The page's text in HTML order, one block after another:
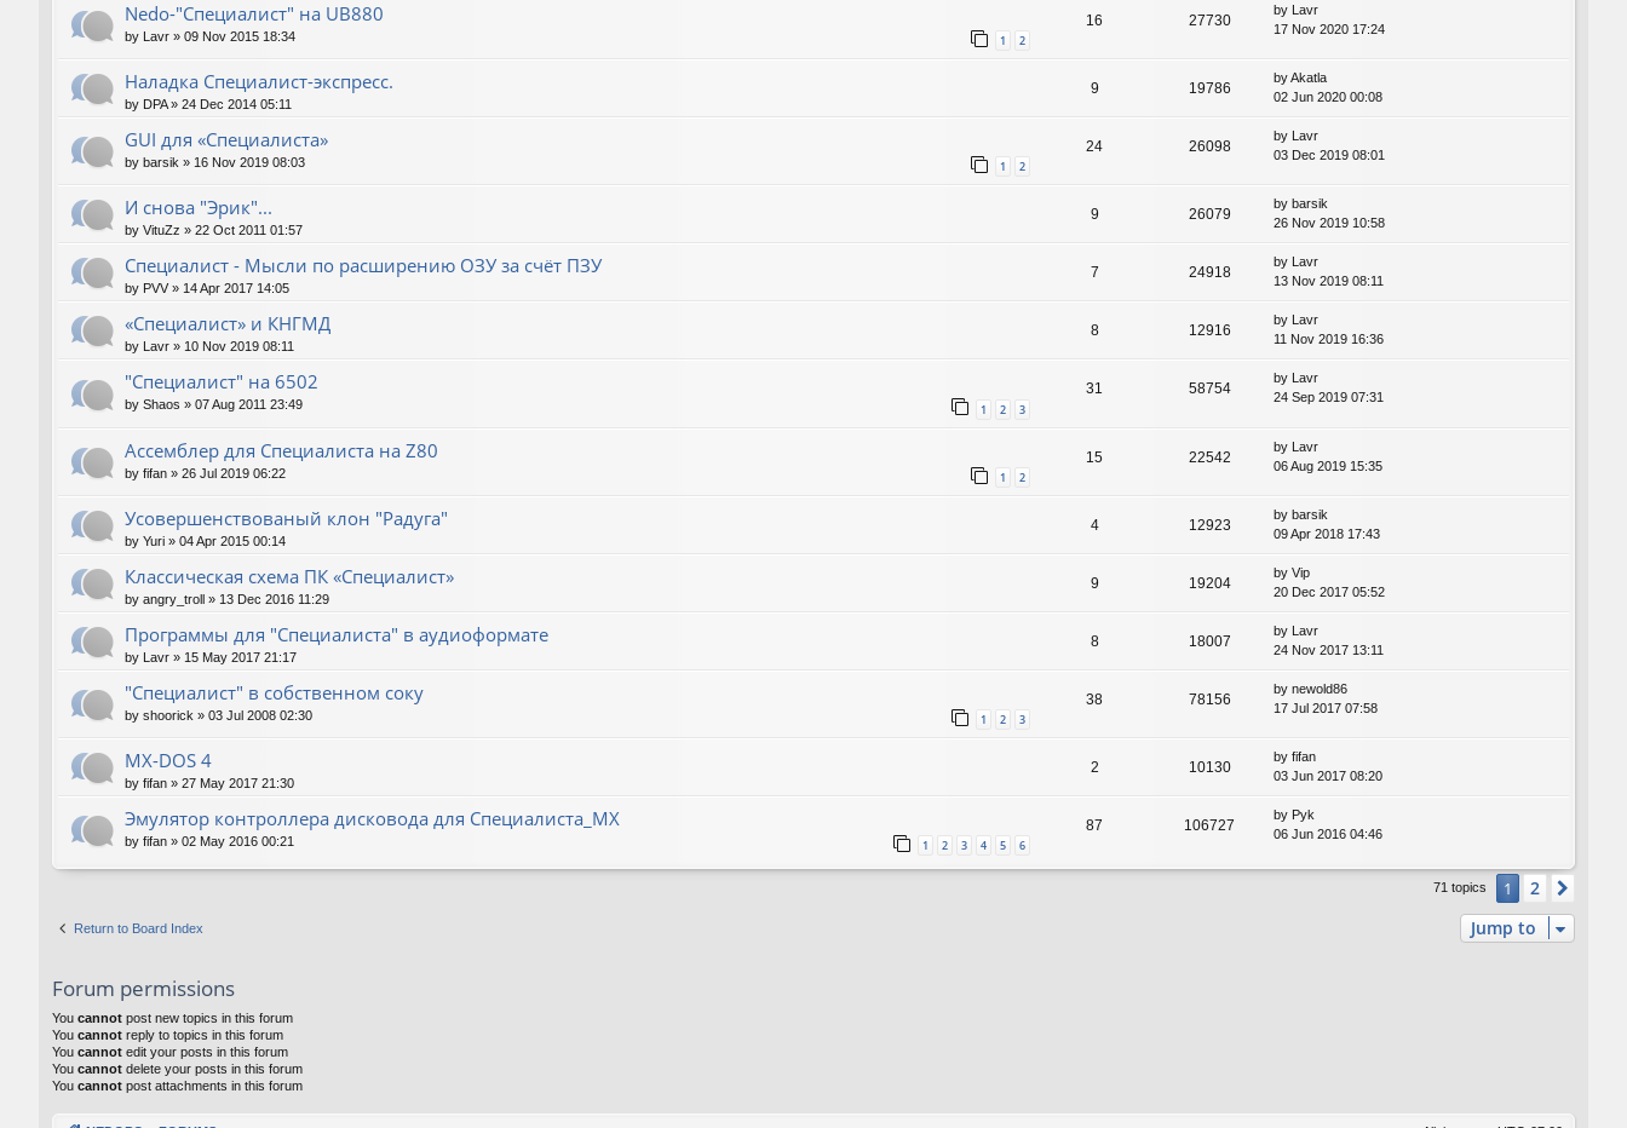
Nedo-"Специалист" на UB880
by Lavr » 09 Nov 2015 18:34 1 2
16 27730
by
Lavr
17 Nov 2020 17:24
Наладка Специалист-экспресс.
by DPA» 24 Dec 2014 05:11
9 19786
byAkatla
02 Jun 2020 00:08
GUI для «Специалиста»
by barsik » 16 Nov 2019 08:03 1 2
24 26098
by
Lavr
03 Dec 2019 08:01
И снова "Эрик"...
by VituZz » 22 Oct 2011 01:57
9 26079
by barsik
26 Nov 2019 10:58
Специалист - Мысли по расширению ОЗУ за счёт ПЗУ
by PVV » 14 Apr 2017 14:05
7 24918
by Lavr
13 Nov 2019 08:11
«Специалист» и КНГМД
by Lavr » 10 Nov 2019 08:11
8 12916
by Lavr
11 Nov 2019 16:36
"Специалист" на 6502
by Shaos » 07 Aug 2011 23:49 1 2 3
31 58754
by Lavr
24 Sep 2019 07:31
Ассемблер для Специалиста на Z80
by fifan » 26 Jul 2019 06:22 1 2
15 22542
by Lavr
06 Aug 2019 15:35
Усовершенствованый клон "Радуга"
by Yuri » 04 Apr 2015 00:14
4 12923
by barsik
09 Apr 2018 17:43
Классическая схема ПК «Специалист»
by angry_troll » 13 Dec 2016 11:29
9 19204
by Vip
20 Dec 2017 05:52
Программы для "Специалиста" в аудиоформате
by Lavr » 15 May 2017 21:17
8 18007
by Lavr
24 Nov 2017 13:11
"Специалист" в собственном соку
by shoorick » 03 Jul 2008 02:30 1 2 3
38 78156
by newold86
17 Jul 2017 07:58
MX-DOS 4
by fifan » 27 May 2017 21:30
2 10130
by fifan
03 Jun 2017 08:20
Эмулятор контроллера дисковода для Специалиста_МХ
by fifan » 02 May 2016 00:21 1 2 3 4 5 6
87 106727
by Pyk
06 Jun 2016 04:46
71 topics 1 2
Return to Board Index Jump to
Forum permissions
You cannot post new topics in this forum
You cannot reply to topics in this forum
You cannot edit your posts in this forum
You cannot delete your posts in this forum
You cannot post attachments in this forum